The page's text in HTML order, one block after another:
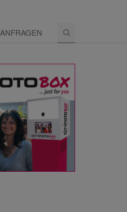
ANFRAGEN